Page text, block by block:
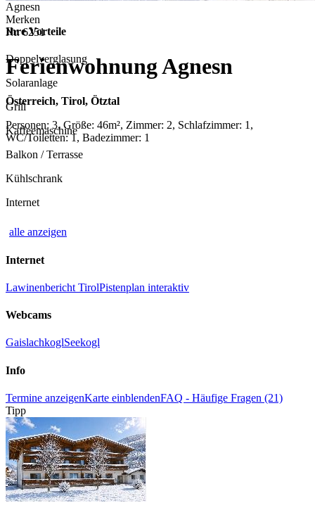
Agnesn
Merken
Nr.6251
Ferienwohnung Agnesn
Österreich, Tirol, Ötztal
Personen: 3, Größe: 46m², Zimmer: 2, Schlafzimmer: 1,
WC/Toiletten: 1, Badezimmer: 1
Ihre Vorteile
Doppelverglasung
Solaranlage
Grill
Kaffeemaschine
Balkon / Terrasse
Kühlschrank
Internet
alle anzeigen
Internet
Lawinenbericht TirolPistenplan interaktiv
Webcams
GaislachkoglSeekogl
Info
Termine anzeigenKarte einblendenFAQ - Häufige Fragen (21)
Tipp